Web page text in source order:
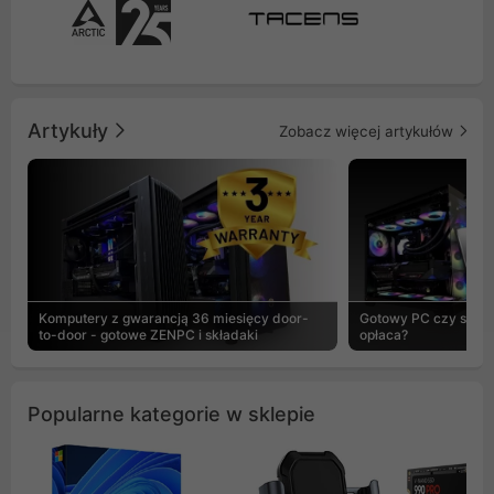
Artykuły Zobacz więcej artykułów
Komputery z gwarancją 36 miesięcy door-
to-door - gotowe ZENPC i składaki
Gotowy PC czy
opłaca?
Popularne kategorie w sklepie